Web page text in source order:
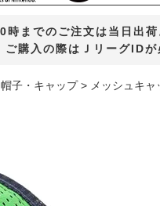
時までのご注文は当日出荷
ご購入の際はＪリーグIDが
帽子・キャップ メッシュキ